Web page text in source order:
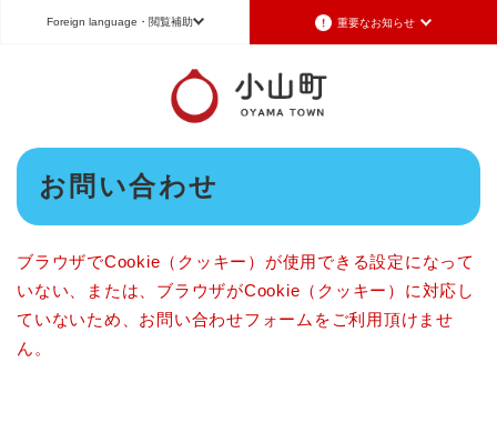
メニューを飛ばして本文へ
Foreign language ・閲覧補助 重要なお知らせ
Foreign language
日本語（Japanese） English（英語）
中文（簡体字）
Português（ポルトガル語）
文字サイズ 標準 拡大 背景色変更 白 黒 青
本
お問い合わせ
ブラウザでCookie（クッキー）が使用できる設定になって
いない、または、ブラウザがCookie（クッキー）に対応し
ていないため、お問い合わせフォームをご利用頂けませ
ん。